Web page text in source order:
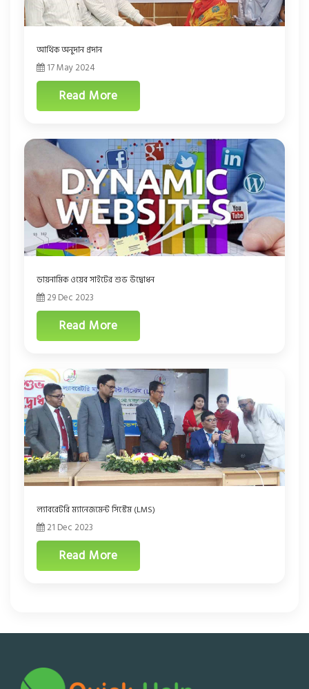
আর্থিক অনুদান প্রদান
17 May 2024
Read More
ডায়নামিক ওয়েব সাইটের শুভ উদ্বোধন
29 Dec 2023
Read More
ল্যাবরেটরি ম্যানেজমেন্ট সিস্টেম (LMS)
21 Dec 2023
Read More